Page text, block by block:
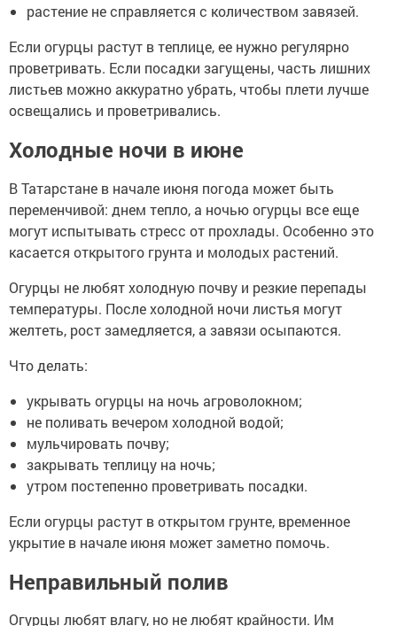
растение не справляется с количеством завязей.
Если огурцы растут в теплице, ее нужно регулярно
проветривать. Если посадки загущены, часть лишних
листьев можно аккуратно убрать, чтобы плети лучше
освещались и проветривались.
Холодные ночи в июне
В Татарстане в начале июня погода может быть
переменчивой: днем тепло, а ночью огурцы все еще
могут испытывать стресс от прохлады. Особенно это
касается открытого грунта и молодых растений.
Огурцы не любят холодную почву и резкие перепады
температуры. После холодной ночи листья могут
желтеть, рост замедляется, а завязи осыпаются.
Что делать:
укрывать огурцы на ночь агроволокном;
не поливать вечером холодной водой;
мульчировать почву;
закрывать теплицу на ночь;
утром постепенно проветривать посадки.
Если огурцы растут в открытом грунте, временное
укрытие в начале июня может заметно помочь.
Неправильный полив
Огурцы любят влагу, но не любят крайности. Им